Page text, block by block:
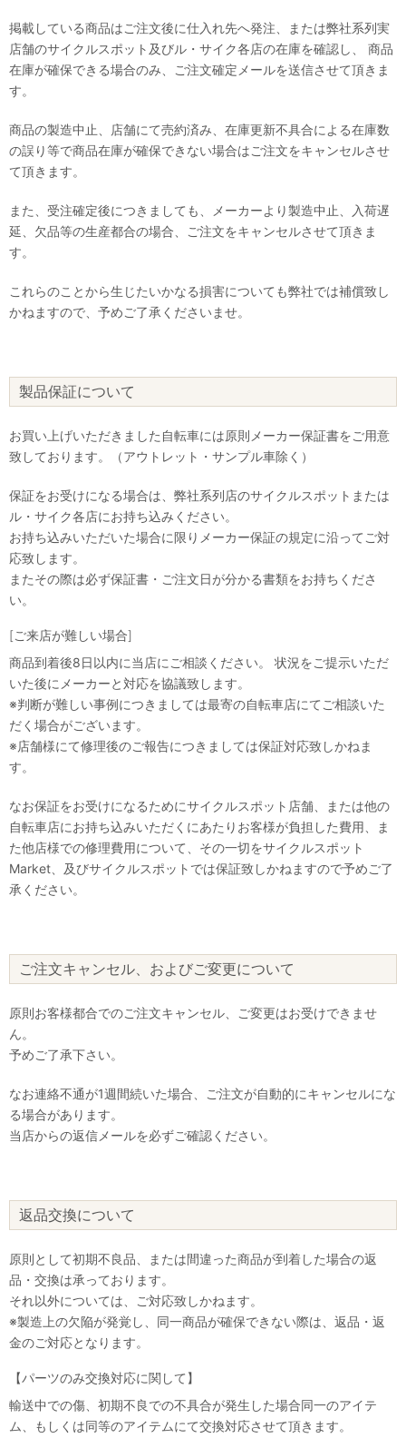
掲載している商品はご注文後に仕入れ先へ発注、または弊社系列実
店舗のサイクルスポット及びル・サイク各店の在庫を確認し、 商品
在庫が確保できる場合のみ、ご注文確定メールを送信させて頂きま
す。
商品の製造中止、店舗にて売約済み、在庫更新不具合による在庫数
の誤り等で商品在庫が確保できない場合はご注文をキャンセルさせ
て頂きます。
また、受注確定後につきましても、メーカーより製造中止、入荷遅
延、欠品等の生産都合の場合、ご注文をキャンセルさせて頂きま
す。
これらのことから生じたいかなる損害についても弊社では補償致し
かねますので、予めご了承くださいませ。
製品保証について
お買い上げいただきました自転車には原則メーカー保証書をご用意
致しております。（アウトレット・サンプル車除く）
保証をお受けになる場合は、弊社系列店のサイクルスポットまたは
ル・サイク各店にお持ち込みください。
お持ち込みいただいた場合に限りメーカー保証の規定に沿ってご対
応致します。
またその際は必ず保証書・ご注文日が分かる書類をお持ちくださ
い。
[ご来店が難しい場合]
商品到着後8日以内に当店にご相談ください。 状況をご提示いただ
いた後にメーカーと対応を協議致します。
※判断が難しい事例につきましては最寄の自転車店にてご相談いた
だく場合がございます。
※店舗様にて修理後のご報告につきましては保証対応致しかねま
す。
なお保証をお受けになるためにサイクルスポット店舗、または他の
自転車店にお持ち込みいただくにあたりお客様が負担した費用、ま
た他店様での修理費用について、その一切をサイクルスポット
Market、及びサイクルスポットでは保証致しかねますので予めご了
承ください。
ご注文キャンセル、およびご変更について
原則お客様都合でのご注文キャンセル、ご変更はお受けできませ
ん。
予めご了承下さい。
なお連絡不通が1週間続いた場合、ご注文が自動的にキャンセルにな
る場合があります。
当店からの返信メールを必ずご確認ください。
返品交換について
原則として初期不良品、または間違った商品が到着した場合の返
品・交換は承っております。
それ以外については、ご対応致しかねます。
※製造上の欠陥が発覚し、同一商品が確保できない際は、返品・返
金のご対応となります。
【パーツのみ交換対応に関して】
輸送中での傷、初期不良での不具合が発生した場合同一のアイテ
ム、もしくは同等のアイテムにて交換対応させて頂きます。